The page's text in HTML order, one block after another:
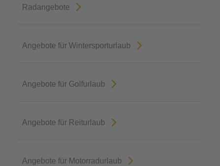
Radangebote
Angebote für Wintersporturlaub
Angebote für Golfurlaub
Angebote für Reiturlaub
Angebote für Motorradurlaub